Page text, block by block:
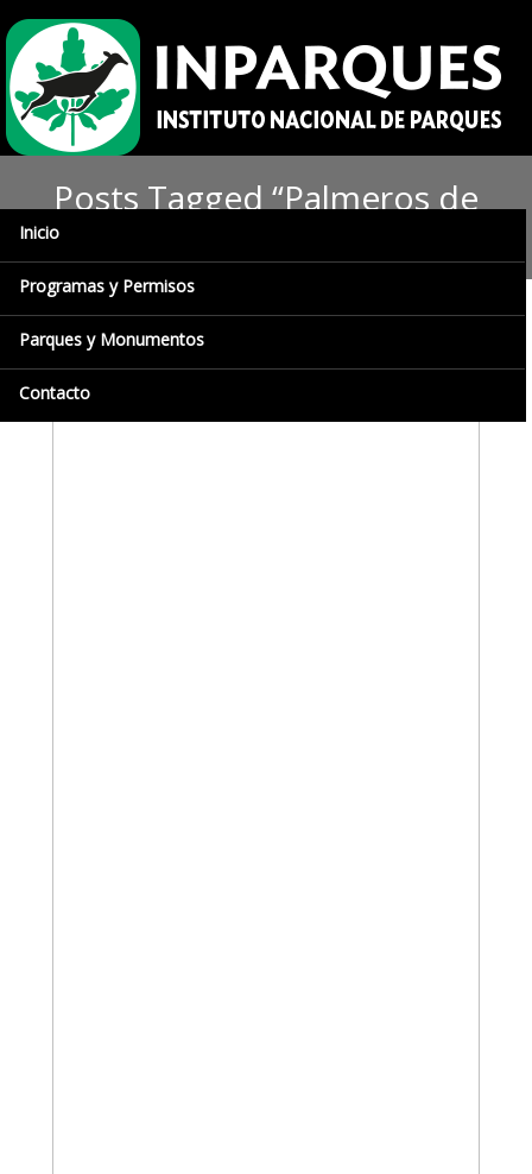
Inicio
Programas y Permisos
Parques y Monumentos
Contacto
Posts Tagged “Palmeros de